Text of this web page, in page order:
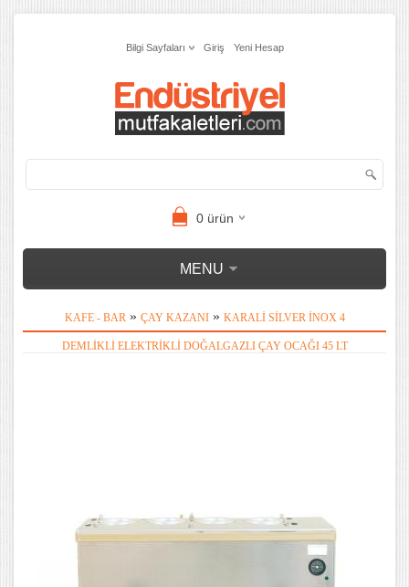
Bilgi Sayfaları Giriş Yeni Hesap
0ürün
MENU
KAFE - BAR » ÇAY KAZANI» KARALI SILVER İNOX 4
DEMLIKLI ELEKTRIKLI DOĞALGAZLI ÇAY OCAĞI 45 LT